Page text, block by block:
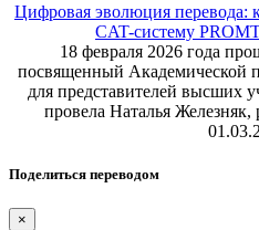
Цифровая эволюция перевода:
CAT-систему
18 февраля 2026 года
посвященный Академической
для представителей высших
провела Наталья Железняк,
Поделиться переводом
×